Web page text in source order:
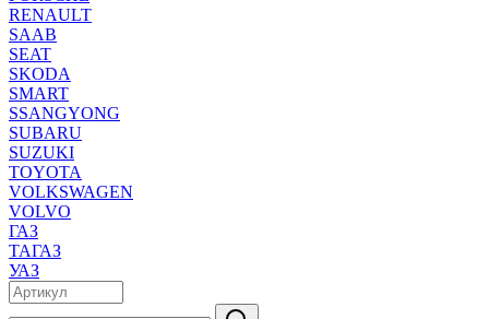
RENAULT
SAAB
SEAT
SKODA
SMART
SSANGYONG
SUBARU
SUZUKI
TOYOTA
VOLKSWAGEN
VOLVO
ГАЗ
ТАГАЗ
УАЗ